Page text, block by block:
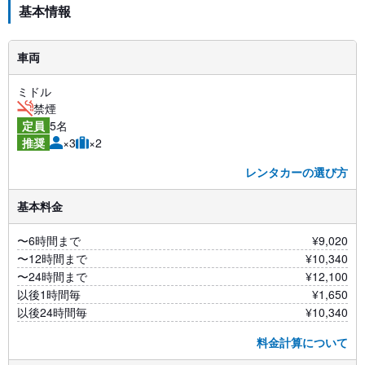
基本情報
車両
ミドル
禁煙
定員 5名
推奨
×3
×2
レンタカーの選び方
基本料金
〜6時間まで
¥9,020
〜12時間まで
¥10,340
〜24時間まで
¥12,100
以後1時間毎
¥1,650
以後24時間毎
¥10,340
料金計算について